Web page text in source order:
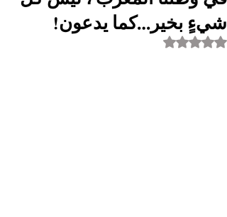
شيءٍ بخير…كما يدعون!
تم التقييم بـ ليس رقمًا من أصل 5 نجوم.